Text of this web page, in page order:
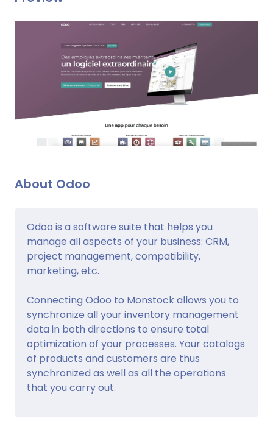
About Odoo
Odoo is a software suite that helps you
manage all aspects of your business: CRM,
project management, compatibility,
marketing, etc.
Connecting Odoo to Monstock allows you to
synchronize all your inventory management
data in both directions to ensure total
optimization of your processes. Your catalogs
of products and customers are thus
synchronized as well as all the operations
that you carry out.